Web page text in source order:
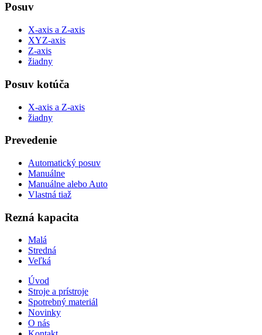
Posuv
X-axis a Z-axis
XYZ-axis
Z-axis
žiadny
Posuv kotúča
X-axis a Z-axis
žiadny
Prevedenie
Automatický posuv
Manuálne
Manuálne alebo Auto
Vlastná tiaž
Rezná kapacita
Malá
Stredná
Veľká
Úvod
Stroje a prístroje
Spotrebný materiál
Novinky
O nás